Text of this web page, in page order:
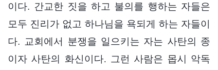
이다. 간교한 짓을 하고 불의를 행하는 자들은
모두 진리가 없고 하나님을 욕되게 하는 자들이
다. 교회에서 분쟁을 일으키는 자는 사탄의 종
이자 사탄의 화신이다. 그런 사람은 몹시 악독